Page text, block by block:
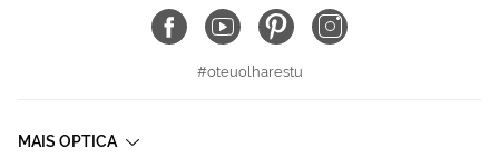
#oteuolharestu
MAIS OPTICA